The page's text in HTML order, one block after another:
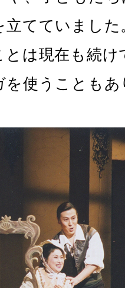
てていまし
とは現在も続
を使うことも